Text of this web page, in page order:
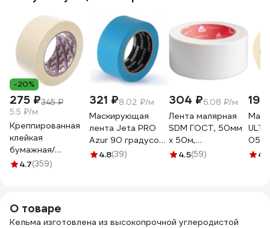
-20%
275 ₽345 ₽
5.5 ₽/м
Креппированная
клейкая
бумажная/
малярная лента
4.7(359)
321 ₽8.02 ₽/м
Маскирующая
лента Jeta PRO
Azur 90 градусов
- 30 мин., голубая,
4.8(39)
304 ₽6.08 ₽/м
Лента малярная
SDM ГОСТ, 50мм
х 50м,
индивидуальная
4.5(59)
050
4.6
О товаре
Кельма изготовлена из высокопрочной углеродистой